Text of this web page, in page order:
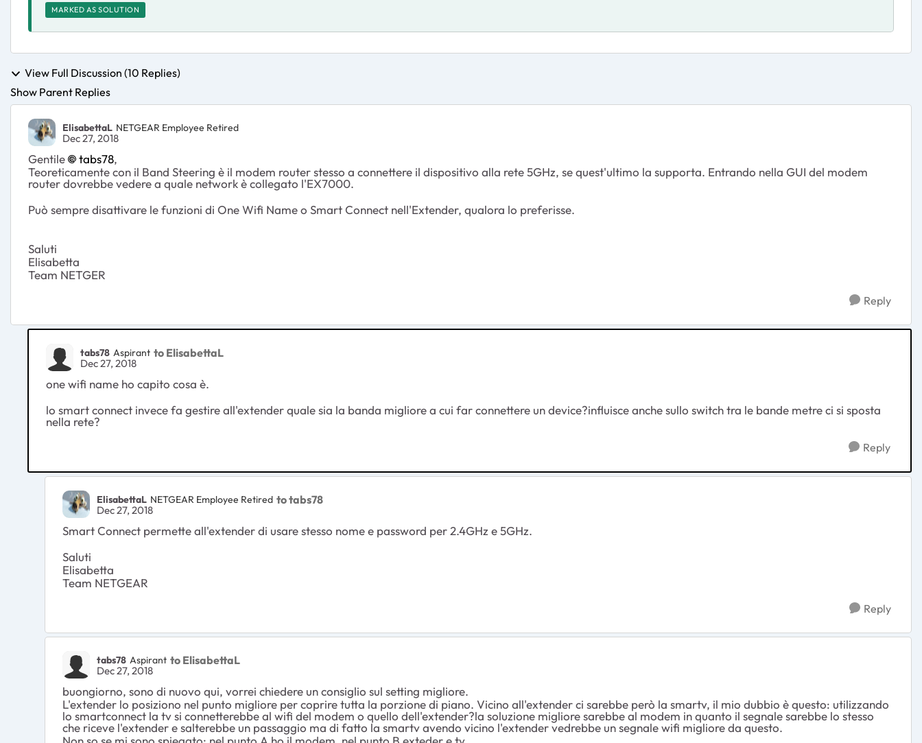
MARKED AS SOLUTION
View Full Discussion (10 Replies)
Show Parent Replies
ElisabettaL NETGEAR Employee Retired
Dec 27, 2018
Gentile tabs78,
Teoreticamente con il Band Steering è il modem router stesso a connettere il dispositivo alla rete 5GHz, se quest'ultimo la supporta. Entrando nella GUI del modem
router dovrebbe vedere a quale network è collegato l'EX7000.
Può sempre disattivare le funzioni di One Wifi Name o Smart Connect nell'Extender, qualora lo preferisse.
Saluti
Elisabetta
Team NETGER
Reply
tabs78 Aspirant to ElisabettaL
Dec 27, 2018
one wifi name ho capito cosa è.
lo smart connect invece fa gestire all'extender quale sia la banda migliore a cui far connettere un device?influisce anche sullo switch tra le bande metre ci si sposta
nella rete?
Reply
ElisabettaL NETGEAR Employee Retired to tabs78
Dec 27, 2018
Smart Connect permette all'extender di usare stesso nome e password per 2.4GHz e 5GHz.
Saluti
Elisabetta
Team NETGEAR
Reply
tabs78 Aspirant to ElisabettaL
Dec 27, 2018
buongiorno, sono di nuovo qui, vorrei chiedere un consiglio sul setting migliore.
L'extender lo posiziono nel punto migliore per coprire tutta la porzione di piano. Vicino all'extender ci sarebbe però la smartv, il mio dubbio è questo: utilizzando
lo smartconnect la tv si connetterebbe al wifi del modem o quello dell'extender?la soluzione migliore sarebbe al modem in quanto il segnale sarebbe lo stesso
che riceve l'extender e salterebbe un passaggio ma di fatto la smartv avendo vicino l'extender vedrebbe un segnale wifi migliore da questo.